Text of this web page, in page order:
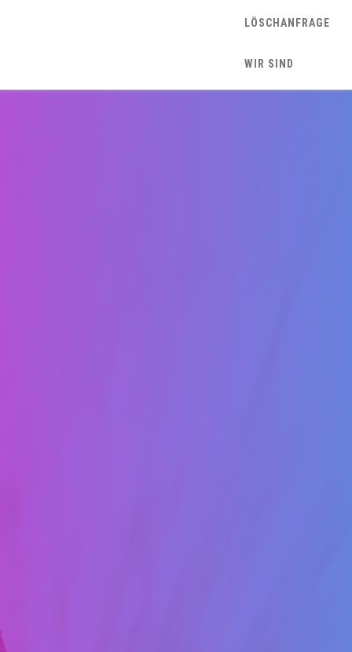
LÖSCHANFRAGE
WIR SIND